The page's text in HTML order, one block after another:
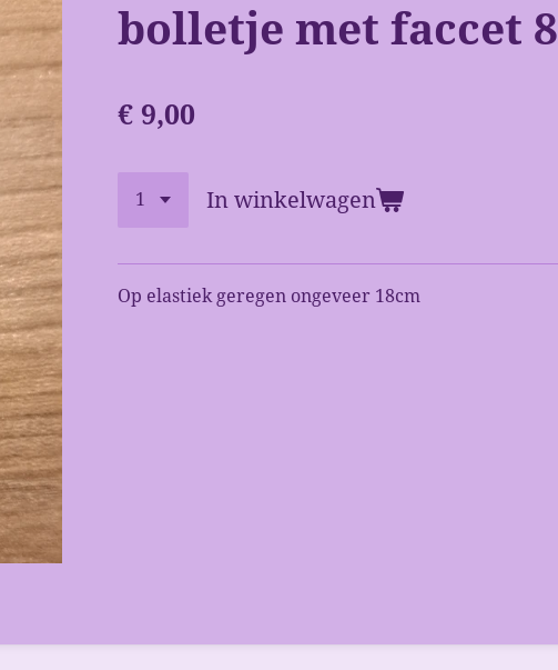
bolletje met faccet
€ 9,00
In winkelwagen
Op elastiek geregen ongeveer 18cm